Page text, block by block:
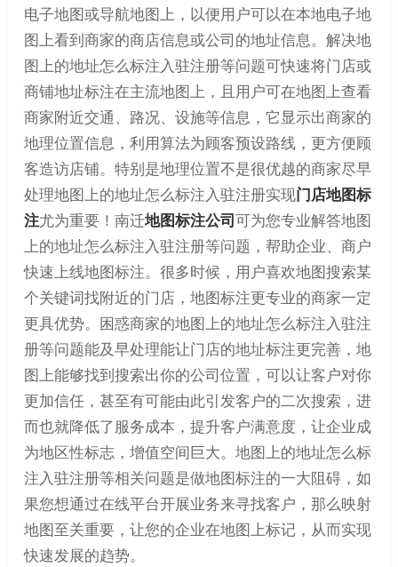
电子地图或导航地图上，以便用户可以在本地电子地
图上看到商家的商店信息或公司的地址信息。解决地
图上的地址怎么标注入驻注册等问题可快速将门店或
商铺地址标注在主流地图上，且用户可在地图上查看
商家附近交通、路况、设施等信息，它显示出商家的
地理位置信息，利用算法为顾客预设路线，更方便顾
客造访店铺。特别是地理位置不是很优越的商家尽早
处理地图上的地址怎么标注入驻注册实现门店地图标
注尤为重要！南迁地图标注公司可为您专业解答地图
上的地址怎么标注入驻注册等问题，帮助企业、商户
快速上线地图标注。很多时候，用户喜欢地图搜索某
个关键词找附近的门店，地图标注更专业的商家一定
更具优势。困惑商家的地图上的地址怎么标注入驻注
册等问题能及早处理能让门店的地址标注更完善，地
图上能够找到搜索出你的公司位置，可以让客户对你
更加信任，甚至有可能由此引发客户的二次搜索，进
而也就降低了服务成本，提升客户满意度，让企业成
为地区性标志，增值空间巨大。地图上的地址怎么标
注入驻注册等相关问题是做地图标注的一大阻碍，如
果您想通过在线平台开展业务来寻找客户，那么映射
地图至关重要，让您的企业在地图上标记，从而实现
快速发展的趋势。